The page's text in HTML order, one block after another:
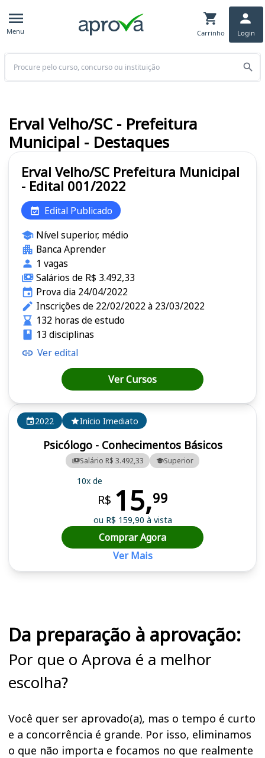
Menu Carrinho Login
Buscar
2022 Início Imediato
Psicólogo - Conhecimentos Básicos
Salário R$ 3.492,33 Superior
10x de
R$ 15,99
ou R$ 159,90 à vista
Comprar Agora
Ver Mais
Erval Velho/SC Prefeitura Municipal
- Edital 001/2022
Edital Publicado
Nível superior, médio
Banca Aprender
1 vagas
Salários de R$ 3.492,33
Prova dia 24/04/2022
Inscrições de 22/02/2022 à 23/03/2022
132 horas de estudo
13 disciplinas
Ver edital
Ver Cursos
Erval Velho/SC - Prefeitura
Municipal - Destaques
Da preparação à aprovação:
Por que o Aprova é a melhor
escolha?
Você quer ser aprovado(a), mas o tempo é curto
e a concorrência é grande. Por isso, eliminamos
o que não importa e focamos no que realmente